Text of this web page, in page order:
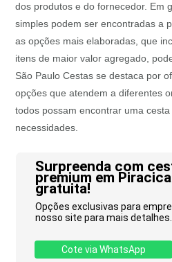
dos produtos e do fornecedor. Em
simples podem ser encontradas a
as opções mais elaboradas, que
itens de maior valor agregado,
São Paulo Cestas se destaca por
opções que atendem a diferentes
todos possam encontrar uma
necessidades.
Surpreenda com
premium em
gratuita!
Opções exclusivas para
nosso site para mais detalhes.
Cote via WhatsApp